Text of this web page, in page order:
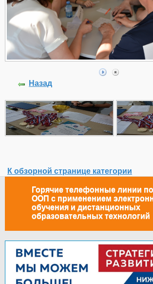
Назад
К обзорной странице категории
Горячие телефонные линии
ООП с применением
обучения и дистанционных
образовательных технологий